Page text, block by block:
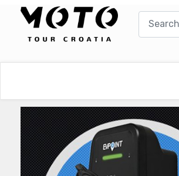
UmPaDrum
Moto servisi
Damir Žerić - ELPASSO
Dario Dinter - Moto TOZ